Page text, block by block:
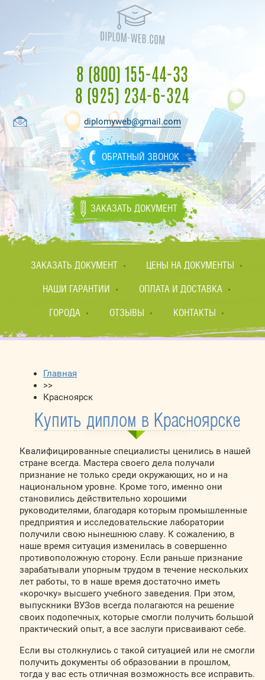
8 (800) 155-44-33
8 (925) 234-6-324
diplomyweb@gmail.com
ОБРАТНЫЙ ЗВОНОК
ЗАКАЗАТЬ ДОКУМЕНТ
ЗАКАЗАТЬ ДОКУМЕНТ ЦЕНЫ НА ДОКУМЕНТЫ
НАШИ ГАРАНТИИ ОПЛАТА И ДОСТАВКА
ГОРОДА ОТЗЫВЫ КОНТАКТЫ
Главная
>>
Красноярск
Купить диплом в Красноярске
Квалифицированные специалисты ценились в нашей
стране всегда. Мастера своего дела получали
признание не только среди окружающих, но и на
национальном уровне. Кроме того, именно они
становились действительно хорошими
руководителями, благодаря которым промышленные
предприятия и исследовательские лаборатории
получили свою нынешнюю славу. К сожалению, в
наше время ситуация изменилась в совершенно
противоположную сторону. Если раньше признание
зарабатывали упорным трудом в течение нескольких
лет работы, то в наше время достаточно иметь
«корочку» высшего учебного заведения. При этом,
выпускники ВУЗов всегда полагаются на решение
своих подопечных, которые смогли получить большой
практический опыт, а все заслуги присваивают себе.
Если вы столкнулись с такой ситуацией или не смогли
получить документы об образовании в прошлом,
тогда у вас есть отличная возможность все исправить.